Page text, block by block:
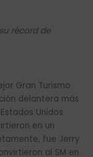
récord de
Gran Turismo
delantera más
Unidos
en un
fue Jerry
al SM en